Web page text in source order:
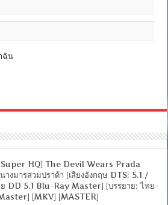
ฉัน
Super HQ] The Devil Wears Prada
างมารสวมปราด้า [เสียงอังกฤษ DTS: 5.1 /
DD 5.1 Blu-Ray Master] [บรรยาย: ไทย-
[MKV] [MASTER]